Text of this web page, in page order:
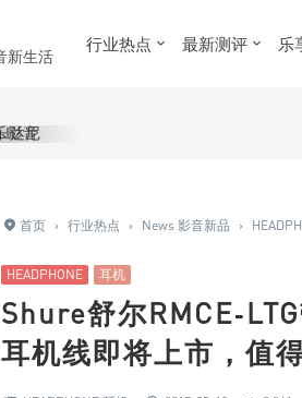
行业热点 最新测评 乐
首页 › 行业热点 › News 影音新品 ›
HEADPHONE 耳机
Shure舒尔
耳机线即将上市，值